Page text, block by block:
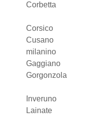
Corbetta
Corsico
Cusano
milanino
Gaggiano
Gorgonzola
Inveruno
Lainate